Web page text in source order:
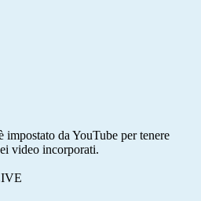
impostato da YouTube per tenere
video incorporati.